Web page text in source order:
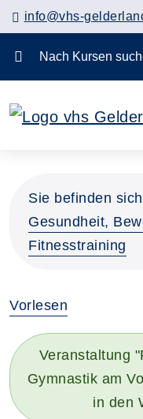
info@vhs-
Sie befinden
Gesundheit,
Fitnesstraining
Vorlesen
Veranstaltung
Gymnastik am
in den